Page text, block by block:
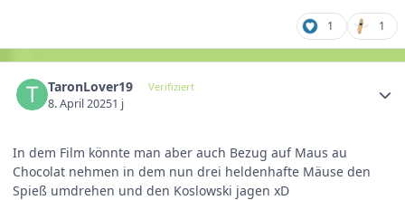
1 1
TaronLover19 Verifiziert
8. April 20251 j
In dem Film könnte man aber auch Bezug auf Maus au
Chocolat nehmen in dem nun drei heldenhafte Mäuse den
Spieß umdrehen und den Koslowski jagen xD